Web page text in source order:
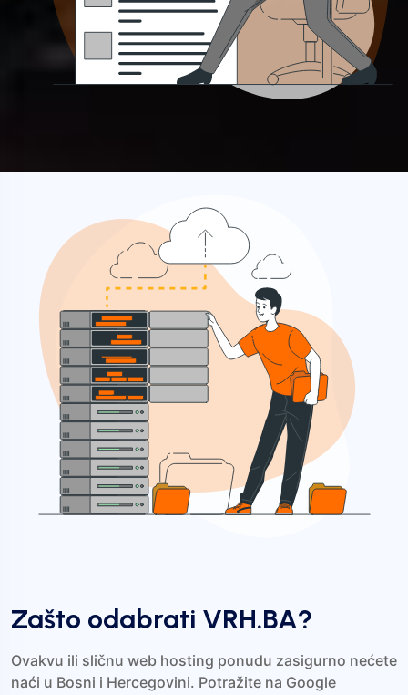
Zašto odabrati VRH.BA?
Ovakvu ili sličnu web hosting ponudu zasigurno nećete
naći u Bosni i Hercegovini. Potražite na Google